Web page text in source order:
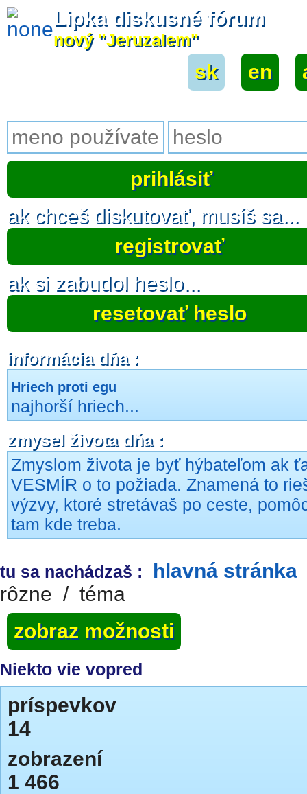
Lipka diskusné fórum
nový "Jeruzalem"
sk en
ak chceš diskutovať, musíš sa...
registrovať
ak si zabudol heslo...
resetovať heslo
informácia dňa :
Hriech proti egu
najhorší hriech...
zmysel života dňa :
Zmyslom života je byť hýbateľom ak
VESMÍR o to požiada. Znamená to
výzvy, ktoré stretávaš po ceste,
tam kde treba.
tu sa nachádzaš : hlavná stránka
rôzne / téma
zobraz možnosti
Niekto vie vopred
príspevkov
14
zobrazení
1 466